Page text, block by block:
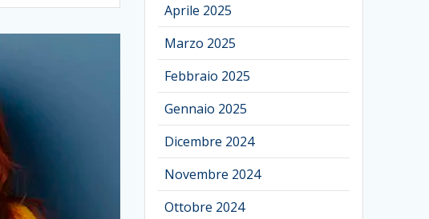
Aprile 2025
Marzo 2025
Febbraio 2025
Gennaio 2025
Dicembre 2024
Novembre 2024
Ottobre 2024